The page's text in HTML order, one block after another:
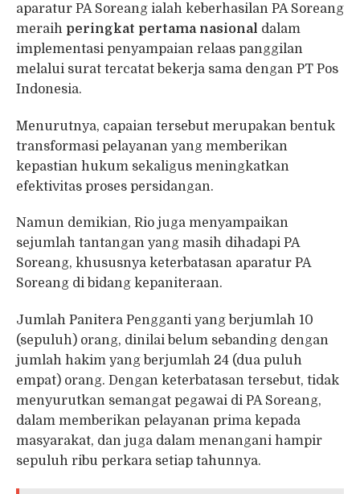
aparatur PA Soreang ialah keberhasilan PA Soreang
meraih peringkat pertama nasional dalam
implementasi penyampaian relaas panggilan
melalui surat tercatat bekerja sama dengan PT Pos
Indonesia.
Menurutnya, capaian tersebut merupakan bentuk
transformasi pelayanan yang memberikan
kepastian hukum sekaligus meningkatkan
efektivitas proses persidangan.
Namun demikian, Rio juga menyampaikan
sejumlah tantangan yang masih dihadapi PA
Soreang, khususnya keterbatasan aparatur PA
Soreang di bidang kepaniteraan.
Jumlah Panitera Pengganti yang berjumlah 10
(sepuluh) orang, dinilai belum sebanding dengan
jumlah hakim yang berjumlah 24 (dua puluh
empat) orang. Dengan keterbatasan tersebut, tidak
menyurutkan semangat pegawai di PA Soreang,
dalam memberikan pelayanan prima kepada
masyarakat, dan juga dalam menangani hampir
sepuluh ribu perkara setiap tahunnya.